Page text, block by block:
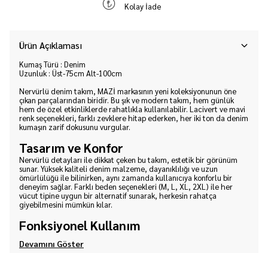
Kolay İade
Ürün Açıklaması
Kumaş Türü : Denim
Uzunluk : Üst-75cm Alt-100cm
Nervürlü denim takım, MAZİ markasının yeni koleksiyonunun öne
çıkan parçalarından biridir. Bu şık ve modern takım, hem günlük
hem de özel etkinliklerde rahatlıkla kullanılabilir. Lacivert ve mavi
renk seçenekleri, farklı zevklere hitap ederken, her iki ton da denim
kumaşın zarif dokusunu vurgular.
Tasarım ve Konfor
Nervürlü detayları ile dikkat çeken bu takım, estetik bir görünüm
sunar. Yüksek kaliteli denim malzeme, dayanıklılığı ve uzun
ömürlülüğü ile bilinirken, aynı zamanda kullanıcıya konforlu bir
deneyim sağlar. Farklı beden seçenekleri (M, L, XL, 2XL) ile her
vücut tipine uygun bir alternatif sunarak, herkesin rahatça
giyebilmesini mümkün kılar.
Fonksiyonel Kullanım
Devamını Göster